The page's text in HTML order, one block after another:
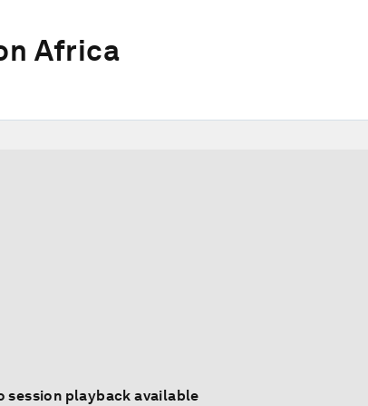
Africa
session playback available